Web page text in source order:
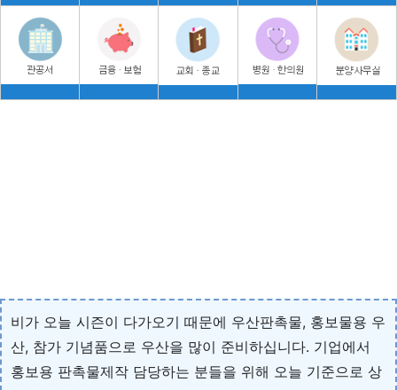
비가 오늘 시즌이 다가오기 때문에 우산판촉물, 홍보물용 우
산, 참가 기념품으로 우산을 많이 준비하십니다. 기업에서
홍보용 판촉물제작 담당하는 분들을 위해 오늘 기준으로 상